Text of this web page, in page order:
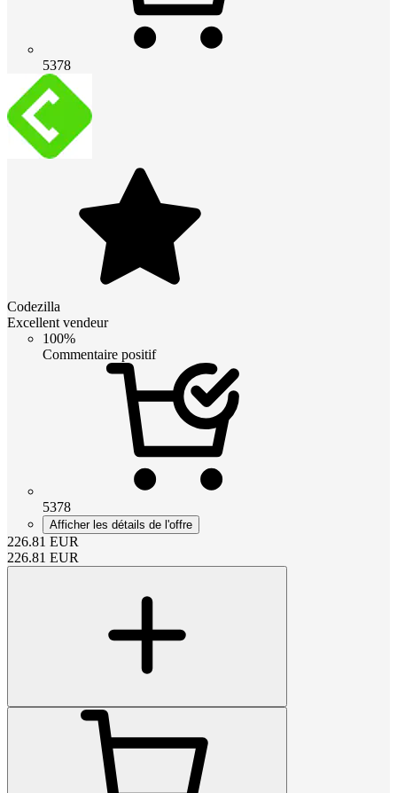
5378
Codezilla
Excellent vendeur
100%
Commentaire positif
5378
Afficher les détails de l'offre
226.81 EUR
226.81 EUR